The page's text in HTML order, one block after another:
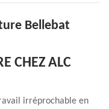
Bellebat
CHEZ ALC
irréprochable en